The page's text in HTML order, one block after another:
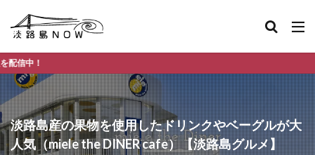
淡路島産の果物を使用したドリンクやベーグルが大
人気（miele the DINER cafe）【淡路島グルメ】